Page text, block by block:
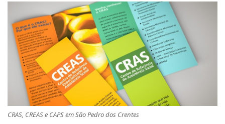
CRAS, CREAS e CAPS em São Pedro dos Crentes